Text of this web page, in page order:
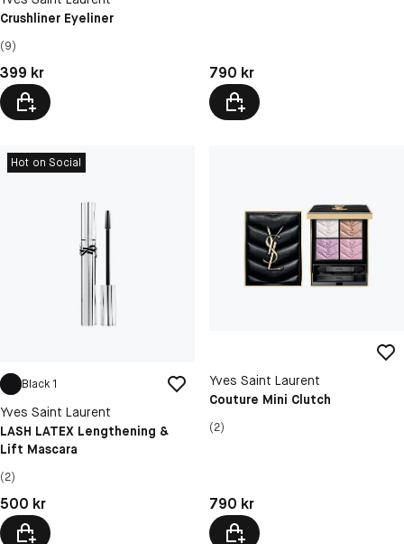
2 Brun Unive...
Crushliner Eyeliner
(9)
Pris: 399 kr
399 kr Pris: 790 kr
790 kr
Hot on Social
Black 1
Yves Saint Laurent
LASH LATEX Lengthening &
Lift Mascara
(2)
Pris: 500 kr
500 kr
Yves Saint Laurent
Couture Mini Clutch
(2)
Pris: 790 kr
790 kr